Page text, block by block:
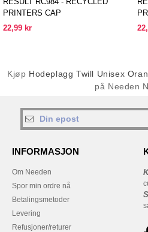
PRINTERS CAP
22,99 kr
Kjøp Hodeplagg Twill Unisex
på Needen
INFORMASJON
Om Needen
Spor min ordre nå
Betalingsmetoder
Levering
Refusjoner/returer